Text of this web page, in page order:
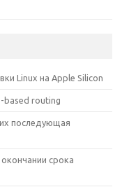
Linux на Apple Silicon
based routing
последующая
срока